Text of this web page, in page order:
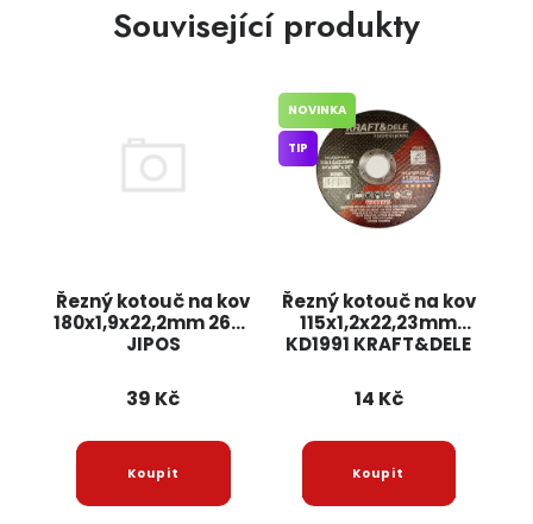
Související produkty
Řezný kotouč na kov
180x1,9x22,2mm 2697
JIPOS
39 Kč
Řezný kotouč na kov
115x1,2x22,23mm
KD1991 KRAFT&DELE
NOVINKA
TIP
14 Kč